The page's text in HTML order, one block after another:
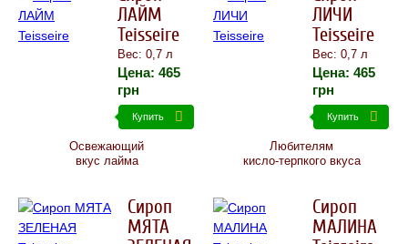
ЛАЙМ
Teisseire
Вес: 0,7 л
Цена: 465
грн
Купить
Освежающий
вкус лайма
ЛИЧИ
Teisseire
Вес: 0,7 л
Цена: 465
грн
Купить
Любителям
кисло-терпкого вкуса
Сироп
МЯТА
Сироп
МАЛИНА